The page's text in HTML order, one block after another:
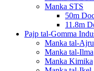
Manka STS
50m
11.8m
Pajp tal-Gomma
Manka tal-Ajru
Manka tal-Ilma
Manka Kimika